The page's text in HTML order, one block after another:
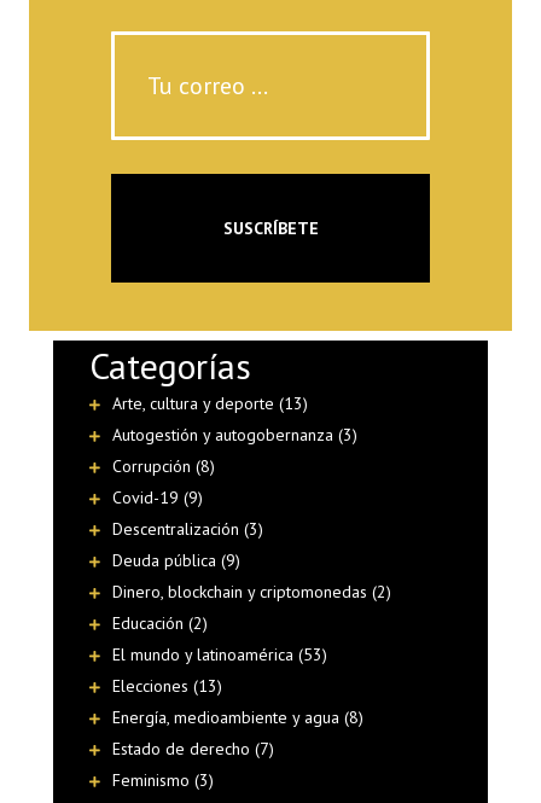
Categorías
Arte, cultura y deporte (13)
Autogestión y autogobernanza (3)
Corrupción (8)
Covid-19 (9)
Descentralización (3)
Deuda pública (9)
Dinero, blockchain y criptomonedas (2)
Educación (2)
El mundo y latinoamérica (53)
Elecciones (13)
Energía, medioambiente y agua (8)
Estado de derecho (7)
Feminismo (3)